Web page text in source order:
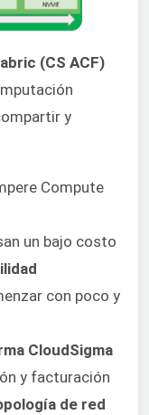
(CS ACF)
y
Compute
un bajo costo
con poco y
CloudSigma
y facturación
de red